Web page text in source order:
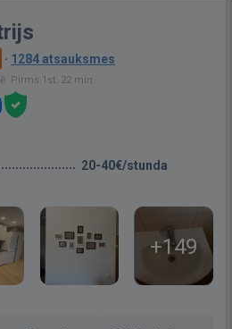
· 1284 atsauksmes
Pirms 1st. 22 min.
20-40€/stunda
+149